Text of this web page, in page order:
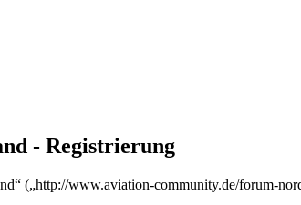
- Registrierung
(„http://www.aviation-community.de/forum-